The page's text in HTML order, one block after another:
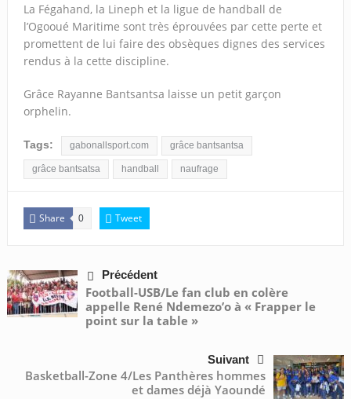
La Fégahand, la Lineph et la ligue de handball de
l’Ogooué Maritime sont très éprouvées par cette perte et
promettent de lui faire des obsèques dignes des services
rendus à la cette discipline.
Grâce Rayanne Bantsantsa laisse un petit garçon
orphelin.
Tags: gabonallsport.com grâce bantsantsa
grâce bantsatsa handball naufrage
Share 0 Tweet
Précédent
Football-USB/Le fan club en colère
appelle René Ndemezo’o à « Frapper le
point sur la table »
Suivant
Basketball-Zone 4/Les Panthères hommes
et dames déjà Yaoundé